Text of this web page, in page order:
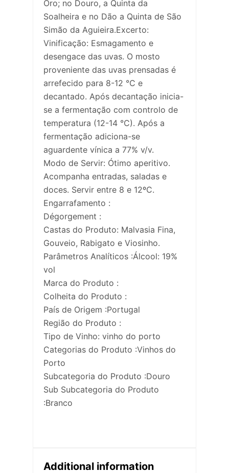
Ôro; no Douro, a Quinta da
Soalheira e no Dão a Quinta de São
Simão da Aguieira.Excerto:
Vinificação: Esmagamento e
desengace das uvas. O mosto
proveniente das uvas prensadas é
arrefecido para 8-12 °C e
decantado. Após decantação inicia-
se a fermentação com controlo de
temperatura (12-14 °C). Após a
fermentação adiciona-se
aguardente vínica a 77% v/v.
Modo de Servir: Ótimo aperitivo.
Acompanha entradas, saladas e
doces. Servir entre 8 e 12ºC.
Engarrafamento :
Dégorgement :
Castas do Produto: Malvasia Fina,
Gouveio, Rabigato e Viosinho.
Parâmetros Analíticos :Álcool: 19%
vol
Marca do Produto :
Colheita do Produto :
País de Origem :Portugal
Região do Produto :
Tipo de Vinho: vinho do porto
Categorias do Produto :Vinhos do
Porto
Subcategoria do Produto :Douro
Sub Subcategoria do Produto
:Branco
Additional information